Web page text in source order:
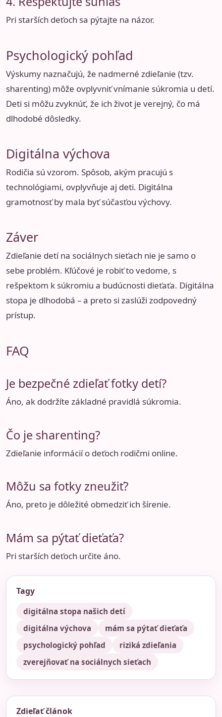
Pri starších deťoch sa pýtajte na názor.
Psychologický pohľad
Výskumy naznačujú, že nadmerné zdieľanie (tzv.
sharenting) môže ovplyvniť vnímanie súkromia u detí.
Deti si môžu zvyknúť, že ich život je verejný, čo má
dlhodobé dôsledky.
Digitálna výchova
Rodičia sú vzorom. Spôsob, akým pracujú s
technológiami, ovplyvňuje aj deti. Digitálna
gramotnosť by mala byť súčasťou výchovy.
Záver
Zdieľanie detí na sociálnych sieťach nie je samo o
sebe problém. Kľúčové je robiť to vedome, s
rešpektom k súkromiu a budúcnosti dieťaťa. Digitálna
stopa je dlhodobá – a preto si zaslúži zodpovedný
prístup.
FAQ
Je bezpečné zdieľať fotky detí?
Áno, ak dodržíte základné pravidlá súkromia.
Čo je sharenting?
Zdieľanie informácií o deťoch rodičmi online.
Môžu sa fotky zneužiť?
Áno, preto je dôležité obmedziť ich šírenie.
Mám sa pýtať dieťaťa?
Pri starších deťoch určite áno.
Tagy
digitálna stopa našich detí
digitálna výchova
mám sa pýtať dieťaťa
psychologický pohľad
riziká zdieľania
zverejňovať na sociálnych sieťach
Zdieľať článok